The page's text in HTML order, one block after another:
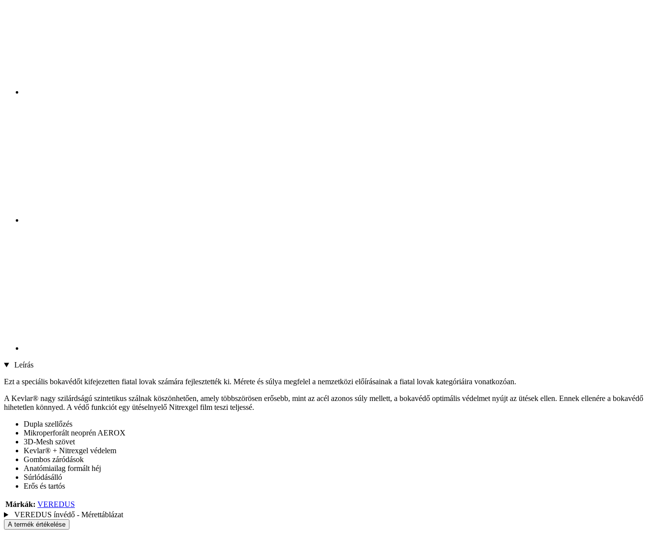
Leírás
Ezt a speciális bokavédőt kifejezetten fiatal lovak számára fejlesztették ki. Mérete és súlya megfelel a nemzetközi előírásainak a fiatal lovak kategóriáira vonatkozóan.
A Kevlar® nagy szilárdságú szintetikus szálnak köszönhetően, amely többszörösen erősebb, mint az acél azonos súly mellett, a bokavédő optimális védelmet nyújt az ütések ellen. Ennek ellenére a bokavédő
hihetetlen könnyed. A védő funkciót egy ütéselnyelő Nitrexgel film teszi teljessé.
Dupla szellőzés
Mikroperforált neoprén AEROX
3D-Mesh szövet
Kevlar® + Nitrexgel védelem
Gombos záródások
Anatómiailag formált héj
Súrlódásálló
Erős és tartós
Márkák: VEREDUS
VEREDUS ínvédő - Mérettáblázat
A termék értékelése